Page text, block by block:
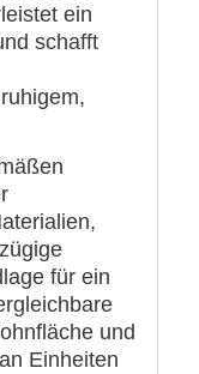
ein
schafft
für ein
und
Einheiten